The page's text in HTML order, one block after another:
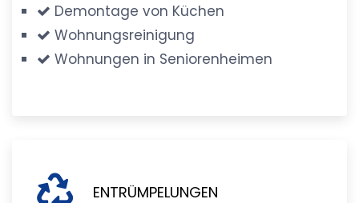
Demontage von Küchen
Wohnungsreinigung
Wohnungen in Seniorenheimen
ENTRÜMPELUNGEN